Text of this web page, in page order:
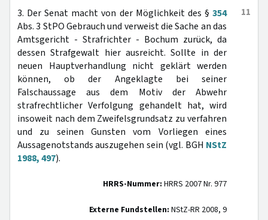
11
3. Der Senat macht von der Möglichkeit des § 354
Abs. 3 StPO Gebrauch und verweist die Sache an das
Amtsgericht - Strafrichter - Bochum zurück, da
dessen Strafgewalt hier ausreicht. Sollte in der
neuen Hauptverhandlung nicht geklärt werden
können, ob der Angeklagte bei seiner
Falschaussage aus dem Motiv der Abwehr
strafrechtlicher Verfolgung gehandelt hat, wird
insoweit nach dem Zweifelsgrundsatz zu verfahren
und zu seinen Gunsten vom Vorliegen eines
Aussagenotstands auszugehen sein (vgl. BGH NStZ
1988, 497).
HRRS-Nummer: HRRS 2007 Nr. 977
Externe Fundstellen: NStZ-RR 2008, 9